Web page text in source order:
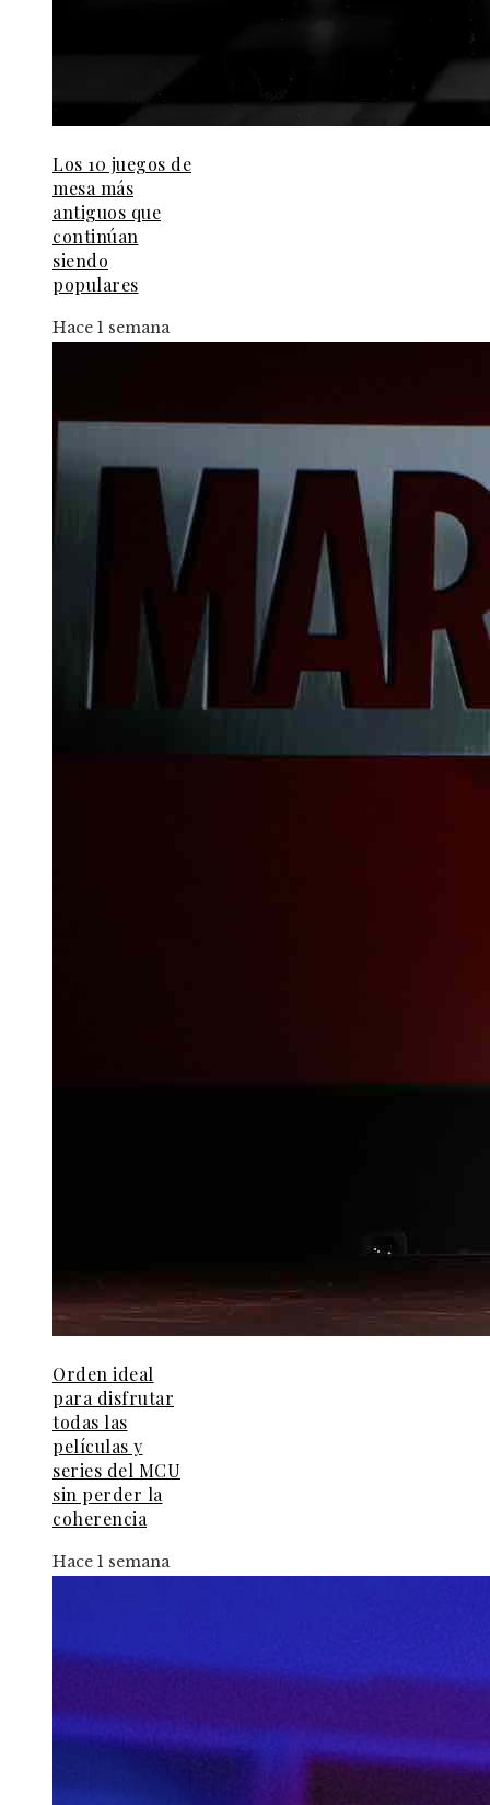
Los 10 juegos de
mesa más
antiguos que
continúan
siendo
populares
Hace 1 semana
Orden ideal
para disfrutar
todas las
películas y
series del MCU
sin perder la
coherencia
Hace 1 semana